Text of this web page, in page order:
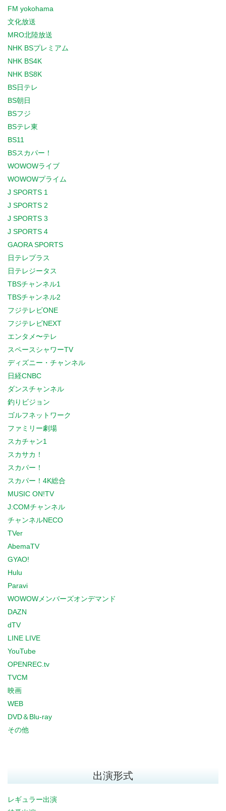
FM yokohama
文化放送
MRO北陸放送
NHK BSプレミアム
NHK BS4K
NHK BS8K
BS日テレ
BS朝日
BSフジ
BSテレ東
BS11
BSスカパー！
WOWOWライブ
WOWOWプライム
J SPORTS 1
J SPORTS 2
J SPORTS 3
J SPORTS 4
GAORA SPORTS
日テレプラス
日テレジータス
TBSチャンネル1
TBSチャンネル2
フジテレビONE
フジテレビNEXT
エンタメ〜テレ
スペースシャワーTV
ディズニー・チャンネル
日経CNBC
ダンスチャンネル
釣りビジョン
ゴルフネットワーク
ファミリー劇場
スカチャン1
スカサカ！
スカパー！
スカパー！4K総合
MUSIC ON!TV
J:COMチャンネル
チャンネルNECO
TVer
AbemaTV
GYAO!
Hulu
Paravi
WOWOWメンバーズオンデマンド
DAZN
dTV
LINE LIVE
YouTube
OPENREC.tv
TVCM
映画
WEB
DVD＆Blu-ray
その他
出演形式
レギュラー出演